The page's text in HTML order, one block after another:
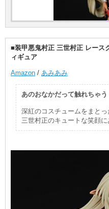
■装甲悪鬼村正 三世村正 レース
ィギュア
Amazon / あみあみ
あのおなかだって触れちゃう
深紅のコスチュームをまとっ
三世村正のキュートな笑顔に